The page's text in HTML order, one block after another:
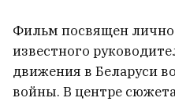
Фильм посвящен
известного
движения в Беларуси
войны. В центре
В Минске строго
киргизского
авторитета